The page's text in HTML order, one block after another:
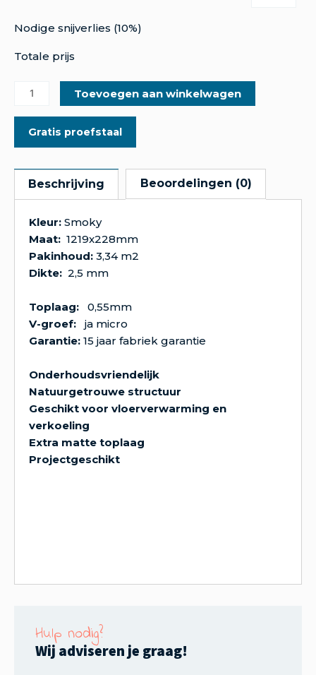
Nodige snijverlies (10%)
Totale prijs
Toevoegen aan winkelwagen
Gratis proefstaal
Beschrijving Beoordelingen (0)
Kleur: Smoky
Maat: 1219x228mm
Pakinhoud: 3,34 m2
Dikte: 2,5 mm
Toplaag:
0,55mm
V-groef:
ja micro
Garantie: 15 jaar fabriek garantie
Onderhoudsvriendelijk
Natuurgetrouwe structuur
Geschikt voor vloerverwarming en
verkoeling
Extra matte toplaag
Projectgeschikt
Hulp nodig?
Wij adviseren je graag!